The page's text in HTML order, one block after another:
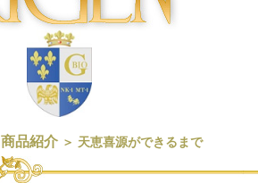
商品紹介 ＞ 天恵喜源ができるまで